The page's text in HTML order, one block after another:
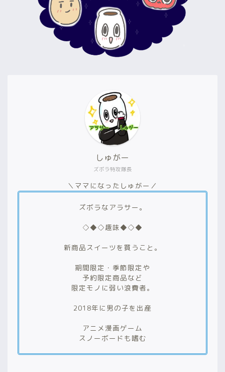
ズボラ特攻隊長
しゅがー
＼ママになったしゅがー／
ズボラなアラサー。
◇◆◇趣味◆◇◆
新商品スイーツを買うこと。
期間限定・季節限定や
予約限定商品など
限定モノに弱い浪費者。
2018年に男の子を出産
アニメ漫画ゲーム
スノーボードも嗜む